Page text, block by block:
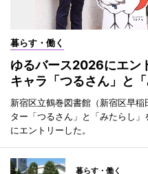
暮らす・働く
ゆるバース2026にエン
キャラ「つるさん」と「
新宿区立鶴巻図書館（新宿区早
ター「つるさん」と「みたらし
にエントリーした。
暮らす・働く